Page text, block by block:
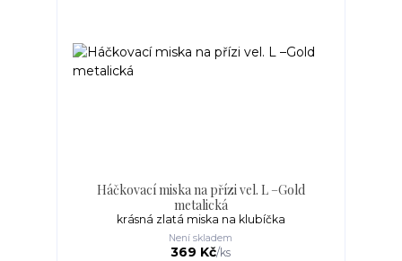
Háčkovací miska na přízi vel. L –Gold
metalická
krásná zlatá miska na klubíčka
369 Kč/ks
Není skladem